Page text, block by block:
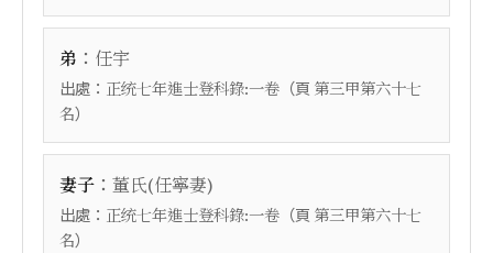
弟 ： 任宇
出處： 正统七年進士登科錄:一卷 （頁 第三甲第六十七
名）
妻子 ： 董氏(任寧妻)
出處： 正统七年進士登科錄:一卷 （頁 第三甲第六十七
名）